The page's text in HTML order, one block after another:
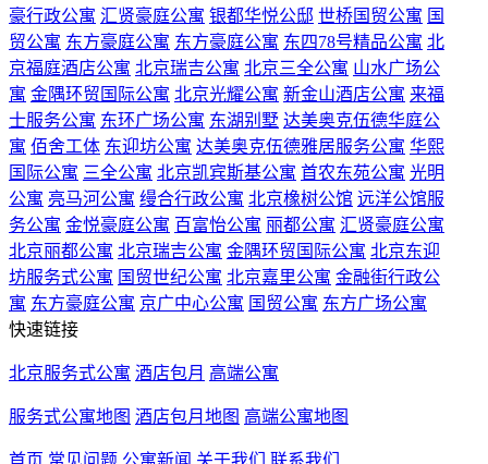
豪行政公寓 汇贤豪庭公寓 银都华悦公邸 世桥国贸公寓 国
贸公寓 东方豪庭公寓 东方豪庭公寓 东四78号精品公寓 北
京福庭酒店公寓 北京瑞吉公寓 北京三全公寓 山水广场公
寓 金隅环贸国际公寓 北京光耀公寓 新金山酒店公寓 来福
士服务公寓 东环广场公寓 东湖别墅 达美奥克伍德华庭公
寓 佰舍工体 东迎坊公寓 达美奥克伍德雅居服务公寓 华熙
国际公寓 三全公寓 北京凯宾斯基公寓 首农东苑公寓 光明
公寓 亮马河公寓 缦合行政公寓 北京橡树公馆 远洋公馆服
务公寓 金悦豪庭公寓 百富怡公寓 丽都公寓 汇贤豪庭公寓
北京丽都公寓 北京瑞吉公寓 金隅环贸国际公寓 北京东迎
坊服务式公寓 国贸世纪公寓 北京嘉里公寓 金融街行政公
寓 东方豪庭公寓 京广中心公寓 国贸公寓 东方广场公寓
快速链接
北京服务式公寓 酒店包月 高端公寓
服务式公寓地图 酒店包月地图 高端公寓地图
首页 常见问题 公寓新闻 关于我们 联系我们